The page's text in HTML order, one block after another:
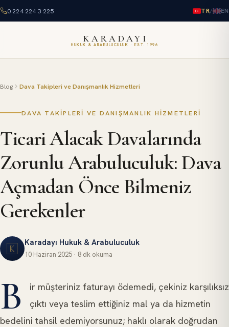
0 224 224 3 225 TR/ EN
KARADAYI
HUKUK & ARABULUCULUK · EST. 1996
Blog Dava Takipleri ve Danışmanlık Hizmetleri
DAVA TAKIPLERI VE DANIŞMANLIK HIZMETLERI
Ticari Alacak Davalarında
Zorunlu Arabuluculuk: Dava
Açmadan Önce Bilmeniz
Gerekenler
Karadayı Hukuk & Arabuluculuk
10 Haziran 2025 · 8 dk okuma
B
ir müşteriniz faturayı ödemedi, çekiniz karşılıksız
çıktı veya teslim ettiğiniz mal ya da hizmetin
bedelini tahsil edemiyorsunuz; haklı olarak doğrudan